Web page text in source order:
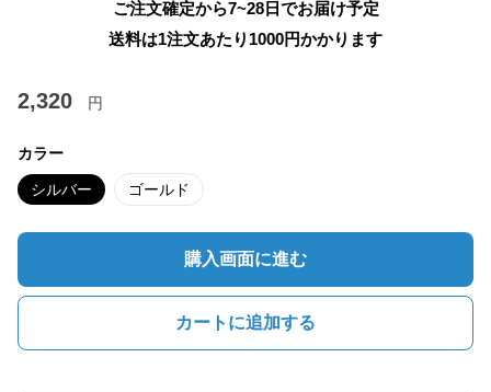
ご注文確定から7~28日でお届け予定
送料は1注文あたり 1000円かかります
2,320 円
カラー
シルバー ゴールド
購入画面に進む
カートに追加する